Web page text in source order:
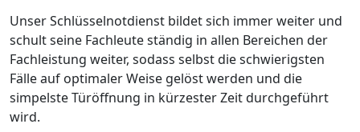
Unser Schlüsselnotdienst bildet sich immer weiter und
schult seine Fachleute ständig in allen Bereichen der
Fachleistung weiter, sodass selbst die schwierigsten
Fälle auf optimaler Weise gelöst werden und die
simpelste Türöffnung in kürzester Zeit durchgeführt
wird.